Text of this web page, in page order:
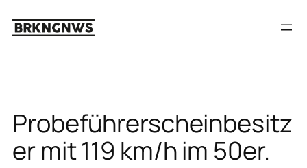
Inhalt
Probeführerscheinbesitz
er mit 119 km/h im 50er.